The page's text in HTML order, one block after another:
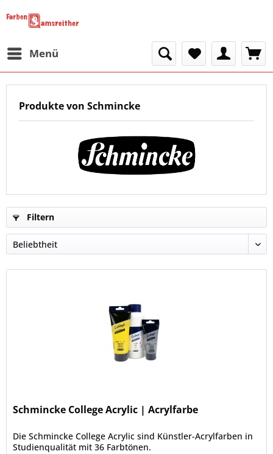
Menü
Produkte von Schmincke
Filtern
Schmincke College Acrylic | Acrylfarbe
Die Schmincke College Acrylic sind Künstler-Acrylfarben in
Studienqualität mit 36 Farbtönen.